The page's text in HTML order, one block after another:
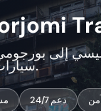
إلى
سيارات مريحة، وحجز آمن.
دعم 24/7